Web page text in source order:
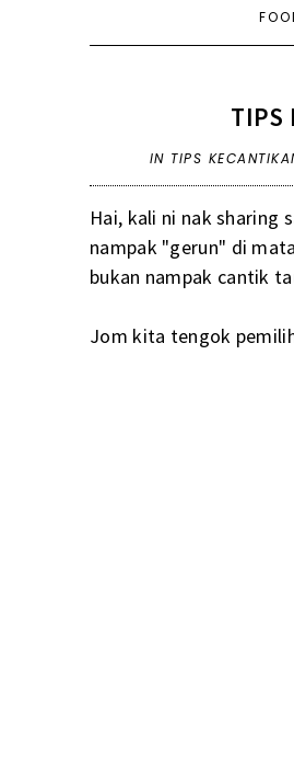
TIPS
IN TIPS
Hai, kali ni nak sharing
nampak "gerun" di
bukan nampak cantik
Jom kita tengok